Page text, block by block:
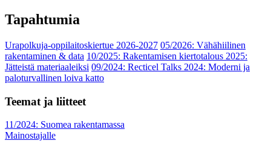
Tapahtumia
Urapolkuja-oppilaitoskiertue 2026-2027 05/2026: Vähähiilinen
rakentaminen & data 10/2025: Rakentamisen kiertotalous 2025:
Jätteistä materiaaleiksi 09/2024: Recticel Talks 2024: Moderni ja
paloturvallinen loiva katto
Teemat ja liitteet
11/2024: Suomea rakentamassa
Mainostajalle